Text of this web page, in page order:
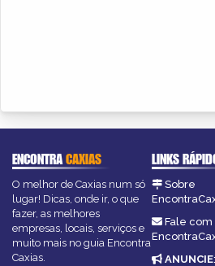
ENCONTRACAXIAS
O melhor de Caxias num só
lugar! Dicas, onde ir, o que
fazer, as melhores
empresas, locais, serviços e
muito mais no guia Encontra
Caxias.
LINKS
Sobre
Fale com
ANUNCIE: